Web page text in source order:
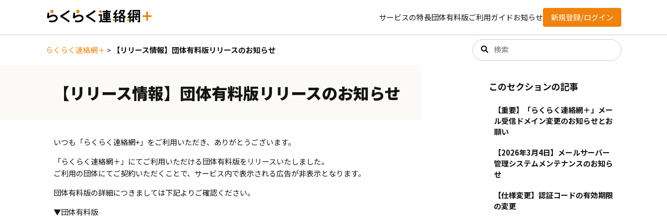
サービスの特長団体有料版ご利用ガイドお知らせ 新規登録/ログイン
らくらく連絡網＋ > 【リリース情報】団体有料版リリースのお知らせ
【リリース情報】団体有料版リリースのお知らせ
いつも「らくらく連絡網+」をご利用いただき、ありがとうございます。
「らくらく連絡網＋」にてご利用いただける団体有料版をリリースいたしました。
ご利用の団体にてご契約いただくことで、サービス内で表示される広告が非表示となります。
団体有料版の詳細につきましては下記よりご確認ください。
▼団体有料版
このセクションの記事
【重要】「らくらく連絡網＋」メー
ル受信ドメイン変更のお知らせとお
願い
【2026年3月4日】メールサーバー
管理システムメンテナンスのお知ら
せ
【仕様変更】認証コードの有効期限
の変更